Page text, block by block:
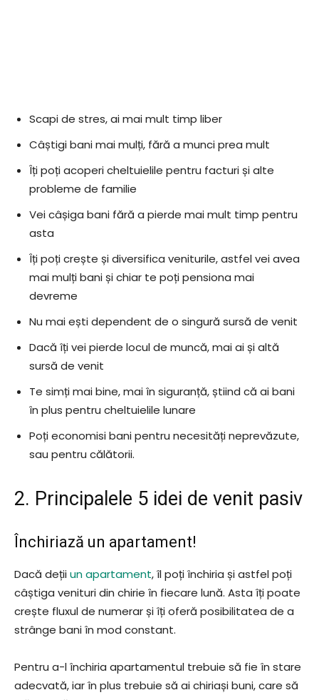
Scapi de stres, ai mai mult timp liber
Câștigi bani mai mulți, fără a munci prea mult
Îți poți acoperi cheltuielile pentru facturi și alte
probleme de familie
Vei câșiga bani fără a pierde mai mult timp pentru
asta
Îți poți crește și diversifica veniturile, astfel vei avea
mai mulți bani și chiar te poți pensiona mai
devreme
Nu mai ești dependent de o singură sursă de venit
Dacă îți vei pierde locul de muncă, mai ai și altă
sursă de venit
Te simți mai bine, mai în siguranță, știind că ai bani
în plus pentru cheltuielile lunare
Poți economisi bani pentru necesități neprevăzute,
sau pentru călătorii.
2. Principalele 5 idei de venit pasiv
Închiriază un apartament!
Dacă dețiiun apartament, îl poți închiria și astfel poți
câștiga venituri din chirie în fiecare lună. Asta îți poate
crește fluxul de numerar și îți oferă posibilitatea de a
strânge bani în mod constant.
Pentru a-l închiria apartamentul trebuie să fie în stare
adecvată, iar în plus trebuie să ai chiriași buni, care să